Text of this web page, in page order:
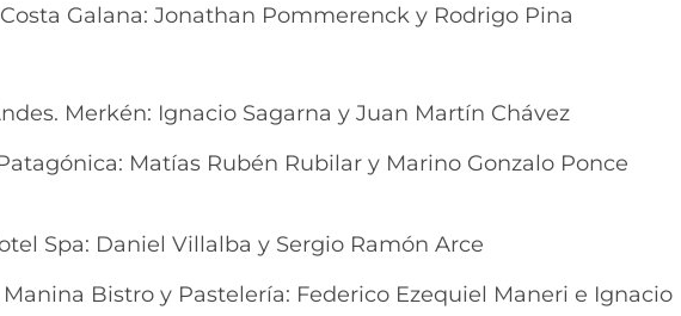
Costa Galana: Jonathan Pommerenck y Rodrigo Pina
Merkén: Ignacio Sagarna y Juan Martín Chávez
Matías Rubén Rubilar y Marino Gonzalo Ponce
Spa: Daniel Villalba y Sergio Ramón Arce
Manina Bistro y Pastelería: Federico Ezequiel Maneri e Ignacio